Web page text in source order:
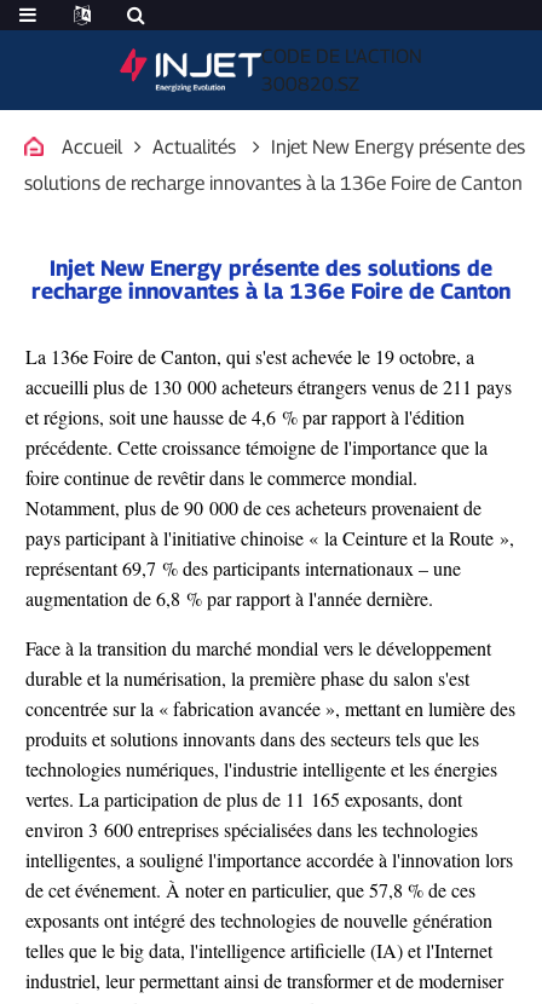
CODE DE L'ACTION
300820.SZ
Accueil Actualités
Injet New Energy présente des
solutions de recharge innovantes à la 136e Foire de Canton
Injet New Energy présente des solutions de
recharge innovantes à la 136e Foire de Canton
La 136e Foire de Canton, qui s'est achevée le 19 octobre, a
accueilli plus de 130 000 acheteurs étrangers venus de 211 pays
et régions, soit une hausse de 4,6 % par rapport à l'édition
précédente. Cette croissance témoigne de l'importance que la
foire continue de revêtir dans le commerce mondial.
Notamment, plus de 90 000 de ces acheteurs provenaient de
pays participant à l'initiative chinoise « la Ceinture et la Route »,
représentant 69,7 % des participants internationaux – une
augmentation de 6,8 % par rapport à l'année dernière.
Face à la transition du marché mondial vers le développement
durable et la numérisation, la première phase du salon s'est
concentrée sur la « fabrication avancée », mettant en lumière des
produits et solutions innovants dans des secteurs tels que les
technologies numériques, l'industrie intelligente et les énergies
vertes. La participation de plus de 11 165 exposants, dont
environ 3 600 entreprises spécialisées dans les technologies
intelligentes, a souligné l'importance accordée à l'innovation lors
de cet événement. À noter en particulier, que 57,8 % de ces
exposants ont intégré des technologies de nouvelle génération
telles que le big data, l'intelligence artificielle (IA) et l'Internet
industriel, leur permettant ainsi de transformer et de moderniser